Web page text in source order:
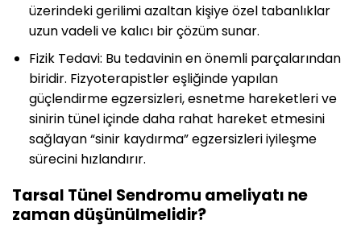
üzerindeki gerilimi azaltan kişiye özel tabanlıklar
uzun vadeli ve kalıcı bir çözüm sunar.
Fizik Tedavi: Bu tedavinin en önemli parçalarından
biridir. Fizyoterapistler eşliğinde yapılan
güçlendirme egzersizleri, esnetme hareketleri ve
sinirin tünel içinde daha rahat hareket etmesini
sağlayan “sinir kaydırma” egzersizleri iyileşme
sürecini hızlandırır.
Tarsal Tünel Sendromu ameliyatı ne
zaman düşünülmelidir?